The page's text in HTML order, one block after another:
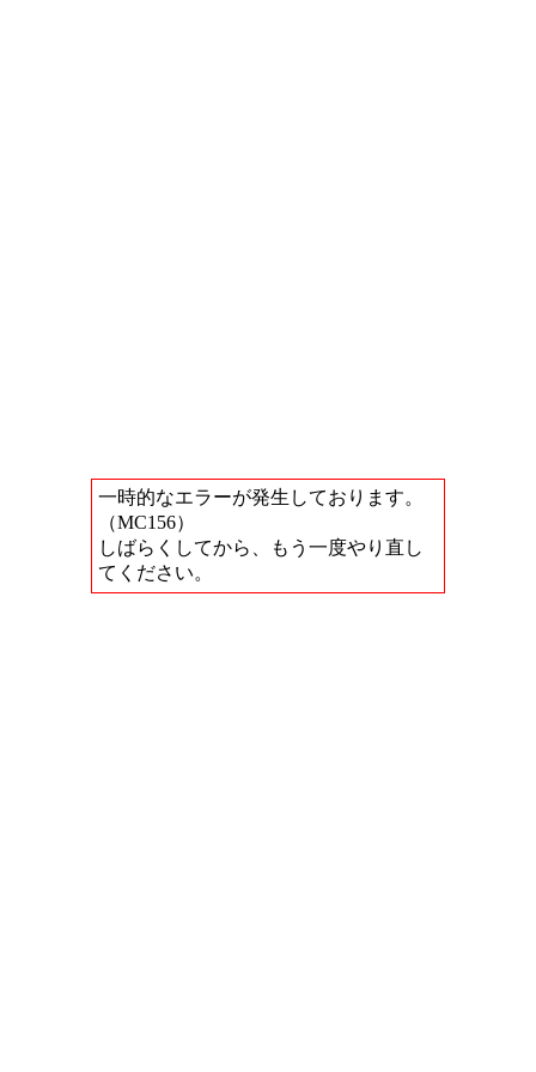
一時的なエラーが発生しております。
（MC156）
しばらくしてから、もう一度やり直し
てください。